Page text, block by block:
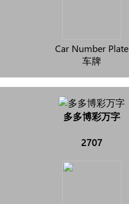
Car Number Plate
车牌
多多博彩万字
2707